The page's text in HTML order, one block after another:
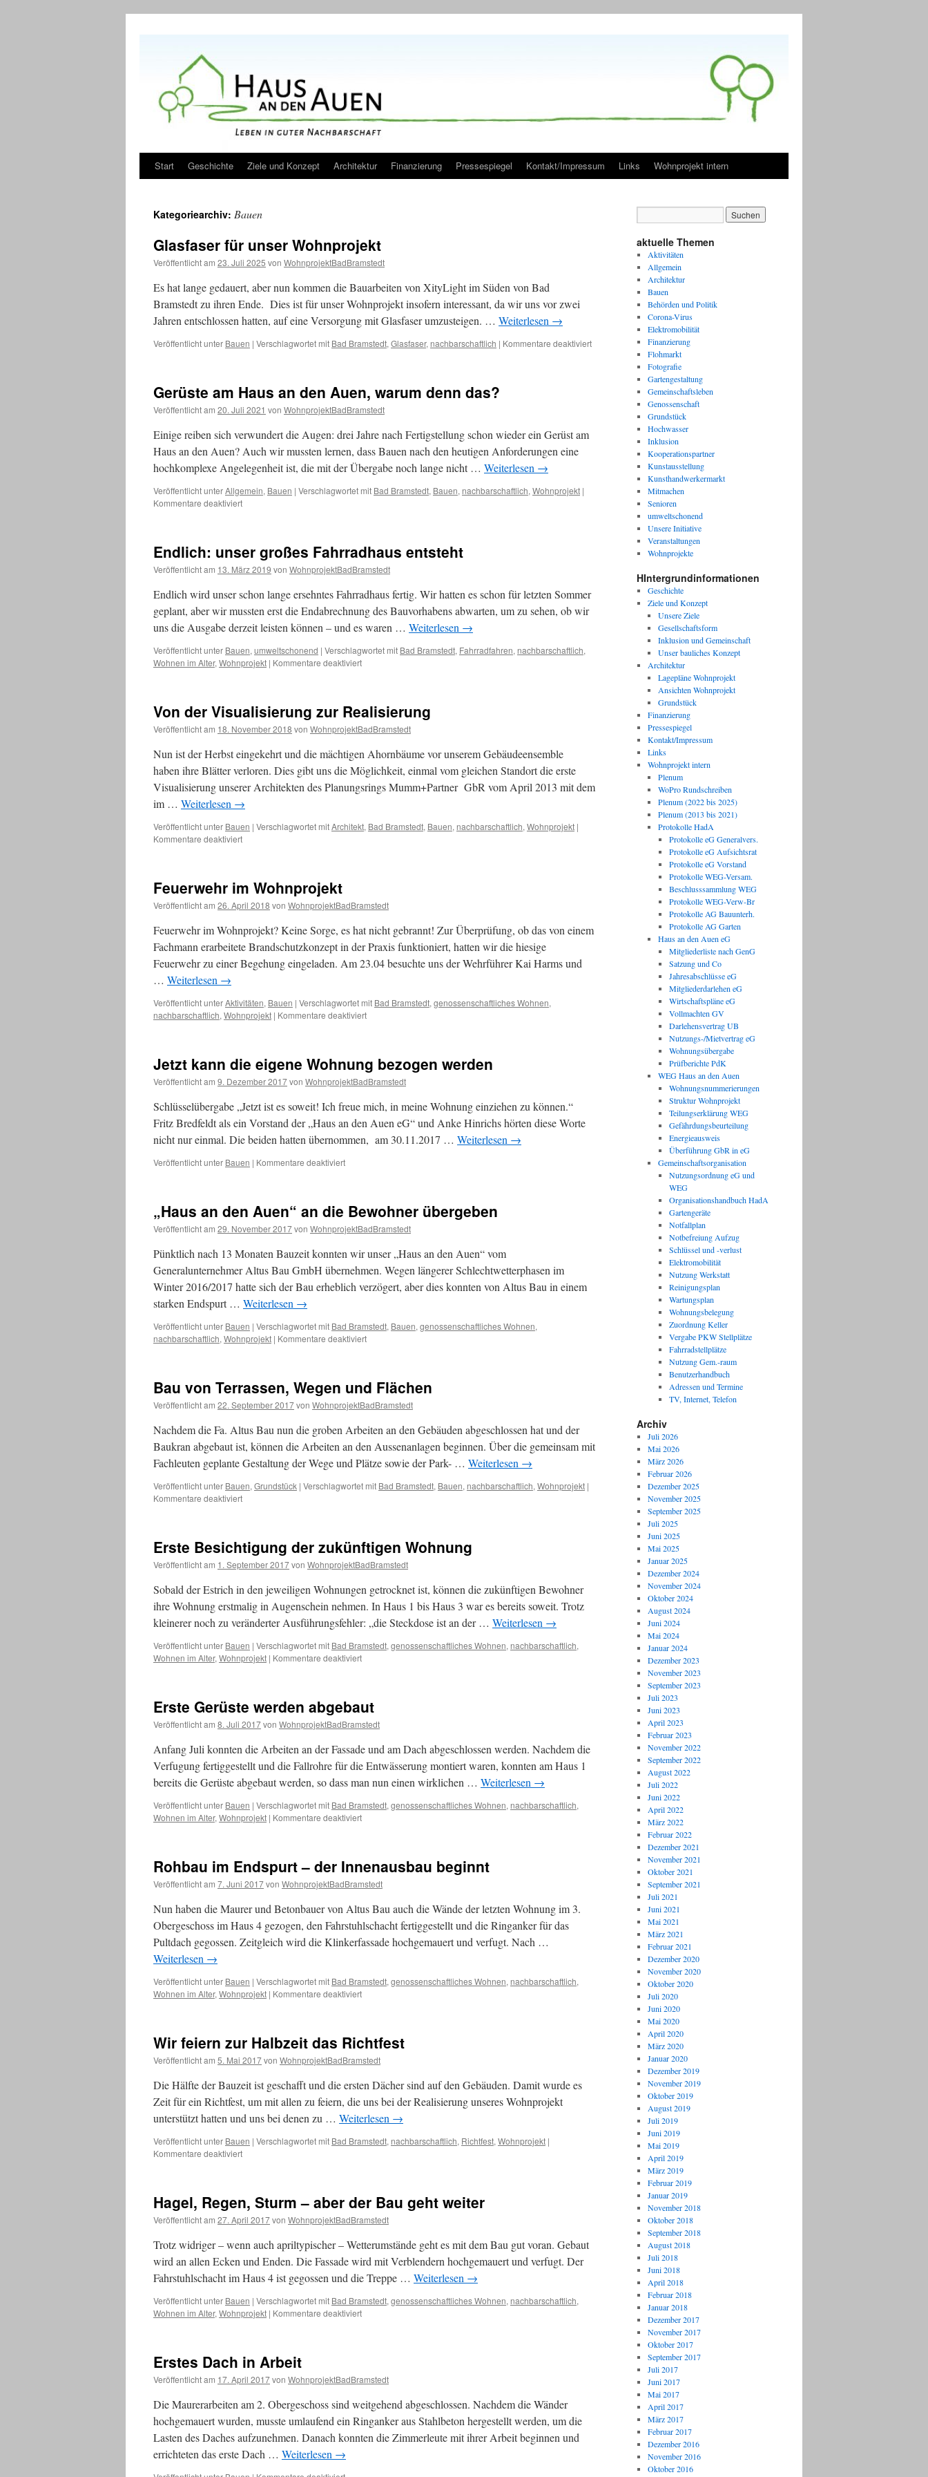
Start Geschichte Ziele und Konzept Architektur Finanzierung Pressespiegel Kontakt/Impressum Links Wohnprojekt intern
Kategoriearchiv: Bauen
Glasfaser für unser Wohnprojekt
Veröffentlicht am 23. Juli 2025 von WohnprojektBadBramstedt
Es hat lange gedauert, aber nun kommen die Bauarbeiten von XityLight im Süden von Bad
Bramstedt zu ihren Ende. Dies ist für unser Wohnprojekt insofern interessant, da wir uns vor zwei
Jahren entschlossen hatten, auf eine Versorgung mit Glasfaser umzusteigen. … Weiterlesen →
Veröffentlicht unter Bauen | Verschlagwortet mit Bad Bramstedt, Glasfaser, nachbarschaftlich | Kommentare deaktiviertfür
Wohnprojekt
Gerüste am Haus an den Auen, warum denn das?
Veröffentlicht am 20. Juli 2021 von WohnprojektBadBramstedt
Einige reiben sich verwundert die Augen: drei Jahre nach Fertigstellung schon wieder ein Gerüst am
Haus an den Auen? Auch wir mussten lernen, dass Bauen nach den heutigen Anforderungen eine
hochkomplexe Angelegenheit ist, die mit der Übergabe noch lange nicht … Weiterlesen →
Veröffentlicht unterAllgemein, Bauen | Verschlagwortet mit Bad Bramstedt, Bauen, nachbarschaftlich, Wohnprojekt |
Kommentare deaktiviertfür
an
den
Auen,
warum
denn
das?
Endlich: unser großes Fahrradhaus entsteht
Veröffentlicht am 13. März 2019 von WohnprojektBadBramstedt
Endlich wird unser schon lange ersehntes Fahrradhaus fertig. Wir hatten es schon für letzten Sommer
geplant, aber wir mussten erst die Endabrechnung des Bauvorhabens abwarten, um zu sehen, ob wir
uns die Ausgabe derzeit leisten können – und es waren … Weiterlesen →
Veröffentlicht unter Bauen, umweltschonend | Verschlagwortet mit Bad Bramstedt, Fahrradfahren, nachbarschaftlich,
Wohnen im Alter, Wohnprojekt | Kommentare deaktiviertfür
Fahrradhaus
entsteht
Von der Visualisierung zur Realisierung
Veröffentlicht am 18. November 2018 von WohnprojektBadBramstedt
Nun ist der Herbst eingekehrt und die mächtigen Ahornbäume vor unserem Gebäudeensemble
haben ihre Blätter verloren. Dies gibt uns die Möglichkeit, einmal vom gleichen Standort die erste
Visualisierung unserer Architekten des Planungsrings Mumm+Partner GbR vom April 2013 mit dem
im … Weiterlesen →
Veröffentlicht unter Bauen | Verschlagwortet mitArchitekt, Bad Bramstedt, Bauen, nachbarschaftlich, Wohnprojekt |
Kommentare deaktiviertfür
zur
Realisierung
Feuerwehr im Wohnprojekt
Veröffentlicht am 26. April 2018 von WohnprojektBadBramstedt
Feuerwehr im Wohnprojekt? Keine Sorge, es hat nicht gebrannt! Zur Überprüfung, ob das von einem
Fachmann erarbeitete Brandschutzkonzept in der Praxis funktioniert, hatten wir die hiesige
Feuerwehr zu einer Begehung eingeladen. Am 23.04 besuchte uns der Wehrführer Kai Harms und
… Weiterlesen →
Veröffentlicht unterAktivitäten, Bauen | Verschlagwortet mit Bad Bramstedt, genossenschaftliches Wohnen,
nachbarschaftlich, Wohnprojekt | Kommentare deaktiviertfür
Jetzt kann die eigene Wohnung bezogen werden
Veröffentlicht am 9. Dezember 2017von WohnprojektBadBramstedt
Schlüsselübergabe „Jetzt ist es soweit! Ich freue mich, in meine Wohnung einziehen zu können.“
Fritz Bredfeldt als ein Vorstand der „Haus an den Auen eG“ und Anke Hinrichs hörten diese Worte
nicht nur einmal. Die beiden hatten übernommen, am 30.11.2017 … Weiterlesen →
Veröffentlicht unter Bauen | Kommentare deaktiviertfür
eigene
Wohnung
bezogen
werden
„Haus an den Auen“ an die Bewohner übergeben
Veröffentlicht am 29. November 2017von WohnprojektBadBramstedt
Pünktlich nach 13 Monaten Bauzeit konnten wir unser „Haus an den Auen“ vom
Generalunternehmer Altus Bau GmbH übernehmen. Wegen längerer Schlechtwetterphasen im
Winter 2016/2017 hatte sich der Bau erheblich verzögert, aber dies konnten von Altus Bau in einem
starken Endspurt … Weiterlesen →
Veröffentlicht unter Bauen | Verschlagwortet mit Bad Bramstedt, Bauen, genossenschaftliches Wohnen,
nachbarschaftlich, Wohnprojekt | Kommentare deaktiviertfür
Auen“
an
die
Bewohner
übergeben
Bau von Terrassen, Wegen und Flächen
Veröffentlicht am 22. September 2017von WohnprojektBadBramstedt
Nachdem die Fa. Altus Bau nun die groben Arbeiten an den Gebäuden abgeschlossen hat und der
Baukran abgebaut ist, können die Arbeiten an den Aussenanlagen beginnen. Über die gemeinsam mit
Fachleuten geplante Gestaltung der Wege und Plätze sowie der Park- … Weiterlesen →
Veröffentlicht unter Bauen, Grundstück | Verschlagwortet mit Bad Bramstedt, Bauen, nachbarschaftlich, Wohnprojekt |
Kommentare deaktiviertfür
Wegen
und
Flächen
Erste Besichtigung der zukünftigen Wohnung
Veröffentlicht am 1. September 2017von WohnprojektBadBramstedt
Sobald der Estrich in den jeweiligen Wohnungen getrocknet ist, können die zukünftigen Bewohner
ihre Wohnung erstmalig in Augenschein nehmen. In Haus 1 bis Haus 3 war es bereits soweit. Trotz
kleinerer noch zu veränderter Ausführungsfehler: „die Steckdose ist an der … Weiterlesen →
Veröffentlicht unter Bauen | Verschlagwortet mit Bad Bramstedt, genossenschaftliches Wohnen, nachbarschaftlich,
Wohnen im Alter, Wohnprojekt | Kommentare deaktiviertfür
zukünftigen
Wohnung
Erste Gerüste werden abgebaut
Veröffentlicht am 8. Juli 2017von WohnprojektBadBramstedt
Anfang Juli konnten die Arbeiten an der Fassade und am Dach abgeschlossen werden. Nachdem die
Verfugung fertiggestellt und die Fallrohre für die Entwässerung montiert waren, konnten am Haus 1
bereits die Gerüste abgebaut werden, so dass man nun einen wirklichen … Weiterlesen →
Veröffentlicht unter Bauen | Verschlagwortet mit Bad Bramstedt, genossenschaftliches Wohnen, nachbarschaftlich,
Wohnen im Alter, Wohnprojekt | Kommentare deaktiviertfür
abgebaut
Rohbau im Endspurt – der Innenausbau beginnt
Veröffentlicht am 7. Juni 2017von WohnprojektBadBramstedt
Nun haben die Maurer und Betonbauer von Altus Bau auch die Wände der letzten Wohnung im 3.
Obergeschoss im Haus 4 gezogen, den Fahrstuhlschacht fertiggestellt und die Ringanker für das
Pultdach gegossen. Zeitgleich wird die Klinkerfassade hochgemauert und verfugt. Nach …
Weiterlesen →
Veröffentlicht unter Bauen | Verschlagwortet mit Bad Bramstedt, genossenschaftliches Wohnen, nachbarschaftlich,
Wohnen im Alter, Wohnprojekt | Kommentare deaktiviertfür
–
der
Innenausbau
beginnt
Wir feiern zur Halbzeit das Richtfest
Veröffentlicht am 5. Mai 2017von WohnprojektBadBramstedt
Die Hälfte der Bauzeit ist geschafft und die ersten Dächer sind auf den Gebäuden. Damit wurde es
Zeit für ein Richtfest, um mit allen zu feiern, die uns bei der Realisierung unseres Wohnprojekt
unterstützt hatten und uns bei denen zu … Weiterlesen →
Veröffentlicht unter Bauen | Verschlagwortet mit Bad Bramstedt, nachbarschaftlich, Richtfest, Wohnprojekt |
Kommentare deaktiviertfür
Halbzeit
das
Richtfest
Hagel, Regen, Sturm – aber der Bau geht weiter
Veröffentlicht am 27. April 2017von WohnprojektBadBramstedt
Trotz widriger – wenn auch apriltypischer – Wetterumstände geht es mit dem Bau gut voran. Gebaut
wird an allen Ecken und Enden. Die Fassade wird mit Verblendern hochgemauert und verfugt. Der
Fahrstuhlschacht im Haus 4 ist gegossen und die Treppe … Weiterlesen →
Veröffentlicht unter Bauen | Verschlagwortet mit Bad Bramstedt, genossenschaftliches Wohnen, nachbarschaftlich,
Wohnen im Alter, Wohnprojekt | Kommentare deaktiviertfür
aber
der
Bau
geht
weiter
Erstes Dach in Arbeit
Veröffentlicht am 17. April 2017von WohnprojektBadBramstedt
Die Maurerarbeiten am 2. Obergeschoss sind weitgehend abgeschlossen. Nachdem die Wänder
hochgemauert wurden, musste umlaufend ein Ringanker aus Stahlbeton hergestellt werden, um die
Lasten des Daches aufzunehmen. Danach konnten die Zimmerleute mit ihrer Arbeit beginnen und
errichteten das erste Dach … Weiterlesen →
aktuelle Themen
Aktivitäten
Allgemein
Architektur
Bauen
Behörden und Politik
Corona-Virus
Elektromobilität
Finanzierung
Flohmarkt
Fotografie
Gartengestaltung
Gemeinschaftsleben
Genossenschaft
Grundstück
Hochwasser
Inklusion
Kooperationspartner
Kunstausstellung
Kunsthandwerkermarkt
Mitmachen
Senioren
umweltschonend
Unsere Initiative
Veranstaltungen
Wohnprojekte
HIntergrundinformationen
Geschichte
Ziele und Konzept
Unsere Ziele
Gesellschaftsform
Inklusion und Gemeinschaft
Unser bauliches Konzept
Architektur
Lagepläne Wohnprojekt
Ansichten Wohnprojekt
Grundstück
Finanzierung
Pressespiegel
Kontakt/Impressum
Links
Wohnprojekt intern
Plenum
WoPro Rundschreiben
Plenum (2022 bis 2025)
Plenum (2013 bis 2021)
Protokolle HadA
Protokolle eG Generalvers.
Protokolle eG Aufsichtsrat
Protokolle eG Vorstand
Protokolle WEG-Versam.
Beschlusssammlung WEG
Protokolle WEG-Verw-Br
Protokolle AG Bauunterh.
Protokolle AG Garten
Haus an den Auen eG
Mitgliederliste nach GenG
Satzung und Co
Jahresabschlüsse eG
Mitgliederdarlehen eG
Wirtschaftspläne eG
Vollmachten GV
Darlehensvertrag UB
Nutzungs-/Mietvertrag eG
Wohnungsübergabe
Prüfberichte PdK
WEG Haus an den Auen
Wohnungsnummerierungen
Struktur Wohnprojekt
Teilungserklärung WEG
Gefährdungsbeurteilung
Energieausweis
Überführung GbR in eG
Gemeinschaftsorganisation
Nutzungsordnung eG und
WEG
Organisationshandbuch HadA
Gartengeräte
Notfallplan
Notbefreiung Aufzug
Schlüssel und -verlust
Elektromobilität
Nutzung Werkstatt
Reinigungsplan
Wartungsplan
Wohnungsbelegung
Zuordnung Keller
Vergabe PKW Stellplätze
Fahrradstellplätze
Nutzung Gem.-raum
Benutzerhandbuch
Adressen und Termine
TV, Internet, Telefon
Archiv
Juli 2026
Mai 2026
März 2026
Februar 2026
Dezember 2025
November 2025
September 2025
Juli 2025
Juni 2025
Mai 2025
Januar 2025
Dezember 2024
November 2024
Oktober 2024
August 2024
Juni 2024
Mai 2024
Januar 2024
Dezember 2023
November 2023
September 2023
Juli 2023
Juni 2023
April 2023
Februar 2023
November 2022
September 2022
August 2022
Juli 2022
Juni 2022
April 2022
März 2022
Februar 2022
Dezember 2021
November 2021
Oktober 2021
September 2021
Juli 2021
Juni 2021
Mai 2021
März 2021
Februar 2021
Dezember 2020
November 2020
Oktober 2020
Juli 2020
Juni 2020
Mai 2020
April 2020
März 2020
Januar 2020
Dezember 2019
November 2019
Oktober 2019
August 2019
Juli 2019
Juni 2019
Mai 2019
April 2019
März 2019
Februar 2019
Januar 2019
November 2018
Oktober 2018
September 2018
August 2018
Juli 2018
Juni 2018
April 2018
Februar 2018
Januar 2018
Dezember 2017
November 2017
Oktober 2017
September 2017
Juli 2017
Juni 2017
Mai 2017
April 2017
März 2017
Februar 2017
Dezember 2016
November 2016
Oktober 2016